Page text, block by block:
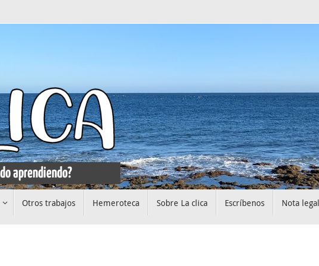
Otros trabajos Hemeroteca Sobre La clica Escríbenos Nota legal